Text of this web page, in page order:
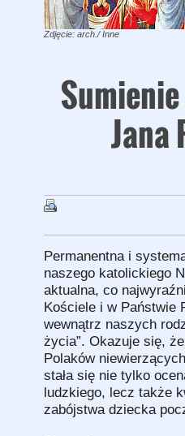
Zdjęcie: arch./ Inne
Jana
Permanentna i
naszego katolickiego
aktualna, co
Kościele i w Państwie
wewnątrz naszych
życia”. Okazuje się,
Polaków
stała się nie tylko
ludzkiego, lecz także
zabójstwa dziecka